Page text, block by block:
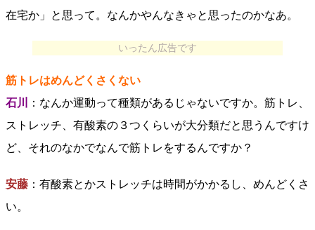
在宅か」と思って。なんかやんなきゃと思ったのかなあ。
いったん広告です
筋トレはめんどくさくない
石川
：なんか運動って種類があるじゃないですか。筋トレ、
ストレッチ、有酸素の３つくらいが大分類だと思うんですけ
ど、それのなかでなんで筋トレをするんですか？
安藤 ：有酸素とかストレッチは時間がかかるし、めんどくさ
い。